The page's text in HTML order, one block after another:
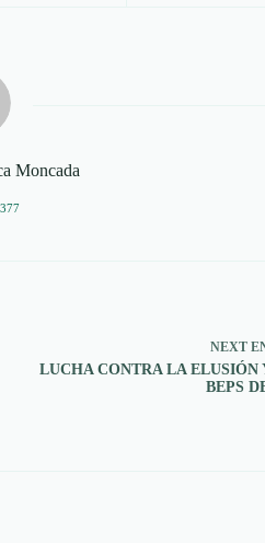
Moncada
NEXT
LUCHA CONTRA LA ELUSIÓN
BEPS